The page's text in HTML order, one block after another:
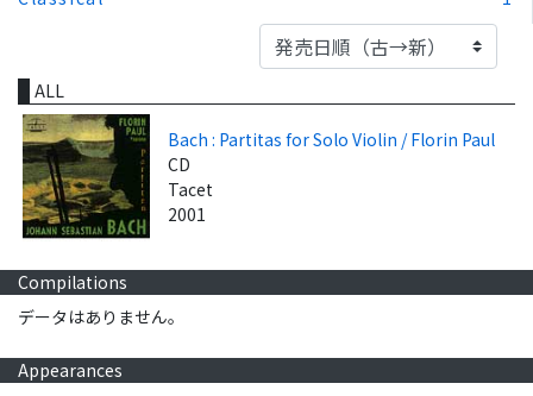
ALL
Bach : Partitas for Solo Violin / Florin Paul
CD
Tacet
2001
Compilations
データはありません。
Appearances